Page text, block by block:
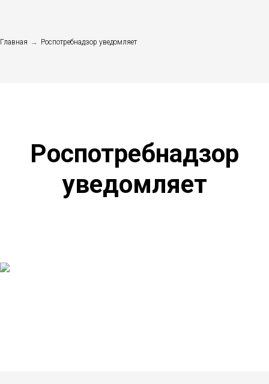
Главная → Роспотребнадзор уведомляет
Роспотребнадзор
уведомляет